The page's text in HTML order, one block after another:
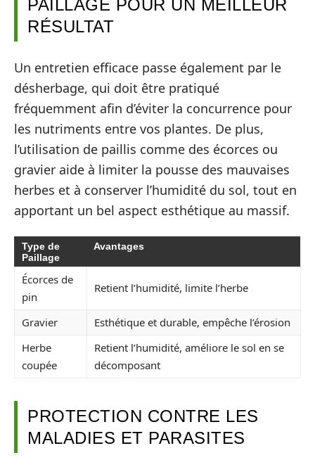
PAILLAGE POUR UN MEILLEUR
RÉSULTAT
Un entretien efficace passe également par le
désherbage, qui doit être pratiqué
fréquemment afin d’éviter la concurrence pour
les nutriments entre vos plantes. De plus,
l’utilisation de paillis comme des écorces ou
gravier aide à limiter la pousse des mauvaises
herbes et à conserver l’humidité du sol, tout en
apportant un bel aspect esthétique au massif.
Type de
Paillage
Avantages
Écorces de
pin
Retient l’humidité, limite l’herbe
Gravier
Esthétique et durable, empêche l’érosion
Herbe
coupée
Retient l’humidité, améliore le sol en se
décomposant
PROTECTION CONTRE LES
MALADIES ET PARASITES